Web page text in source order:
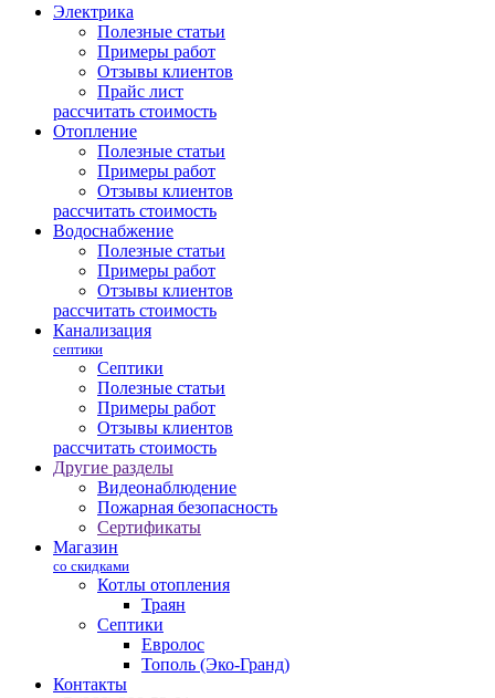
Электрика
Полезные статьи
Примеры работ
Отзывы клиентов
Прайс лист
рассчитать стоимость
Отопление
Полезные статьи
Примеры работ
Отзывы клиентов
рассчитать стоимость
Водоснабжение
Полезные статьи
Примеры работ
Отзывы клиентов
рассчитать стоимость
Канализация
септики
Септики
Полезные статьи
Примеры работ
Отзывы клиентов
рассчитать стоимость
Другие разделы
Видеонаблюдение
Пожарная безопасность
Сертификаты
Магазин
со скидками
Котлы отопления
Траян
Септики
Евролос
Тополь (Эко-Гранд)
Контакты